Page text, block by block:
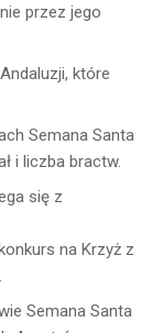
przez jego
które
Semana Santa
i liczba bractw.
się z
na Krzyż z
Semana Santa